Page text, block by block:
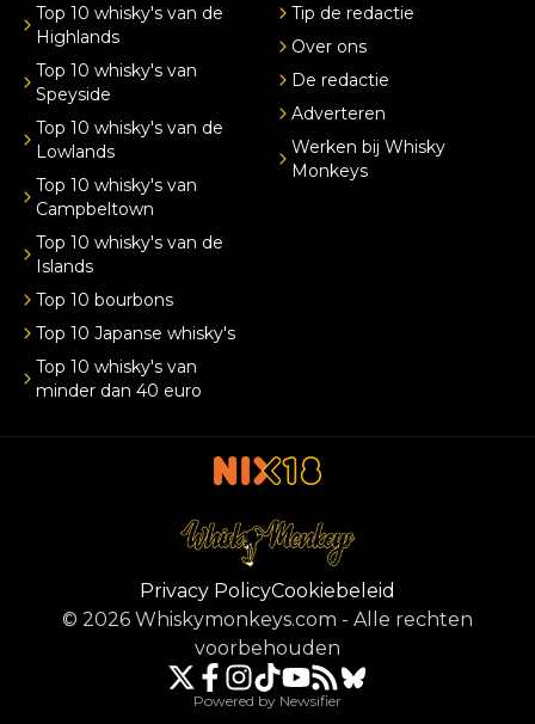
Top 10 whisky's van de
Highlands
Top 10 whisky's van
Speyside
Top 10 whisky's van de
Lowlands
Top 10 whisky's van
Campbeltown
Top 10 whisky's van de
Islands
Top 10 bourbons
Top 10 Japanse whisky's
Top 10 whisky's van
minder dan 40 euro
Tip de redactie
Over ons
De redactie
Adverteren
Werken bij Whisky
Monkeys
Privacy PolicyCookiebeleid
© 2026 Whiskymonkeys.com - Alle rechten
voorbehouden
Powered by Newsifier